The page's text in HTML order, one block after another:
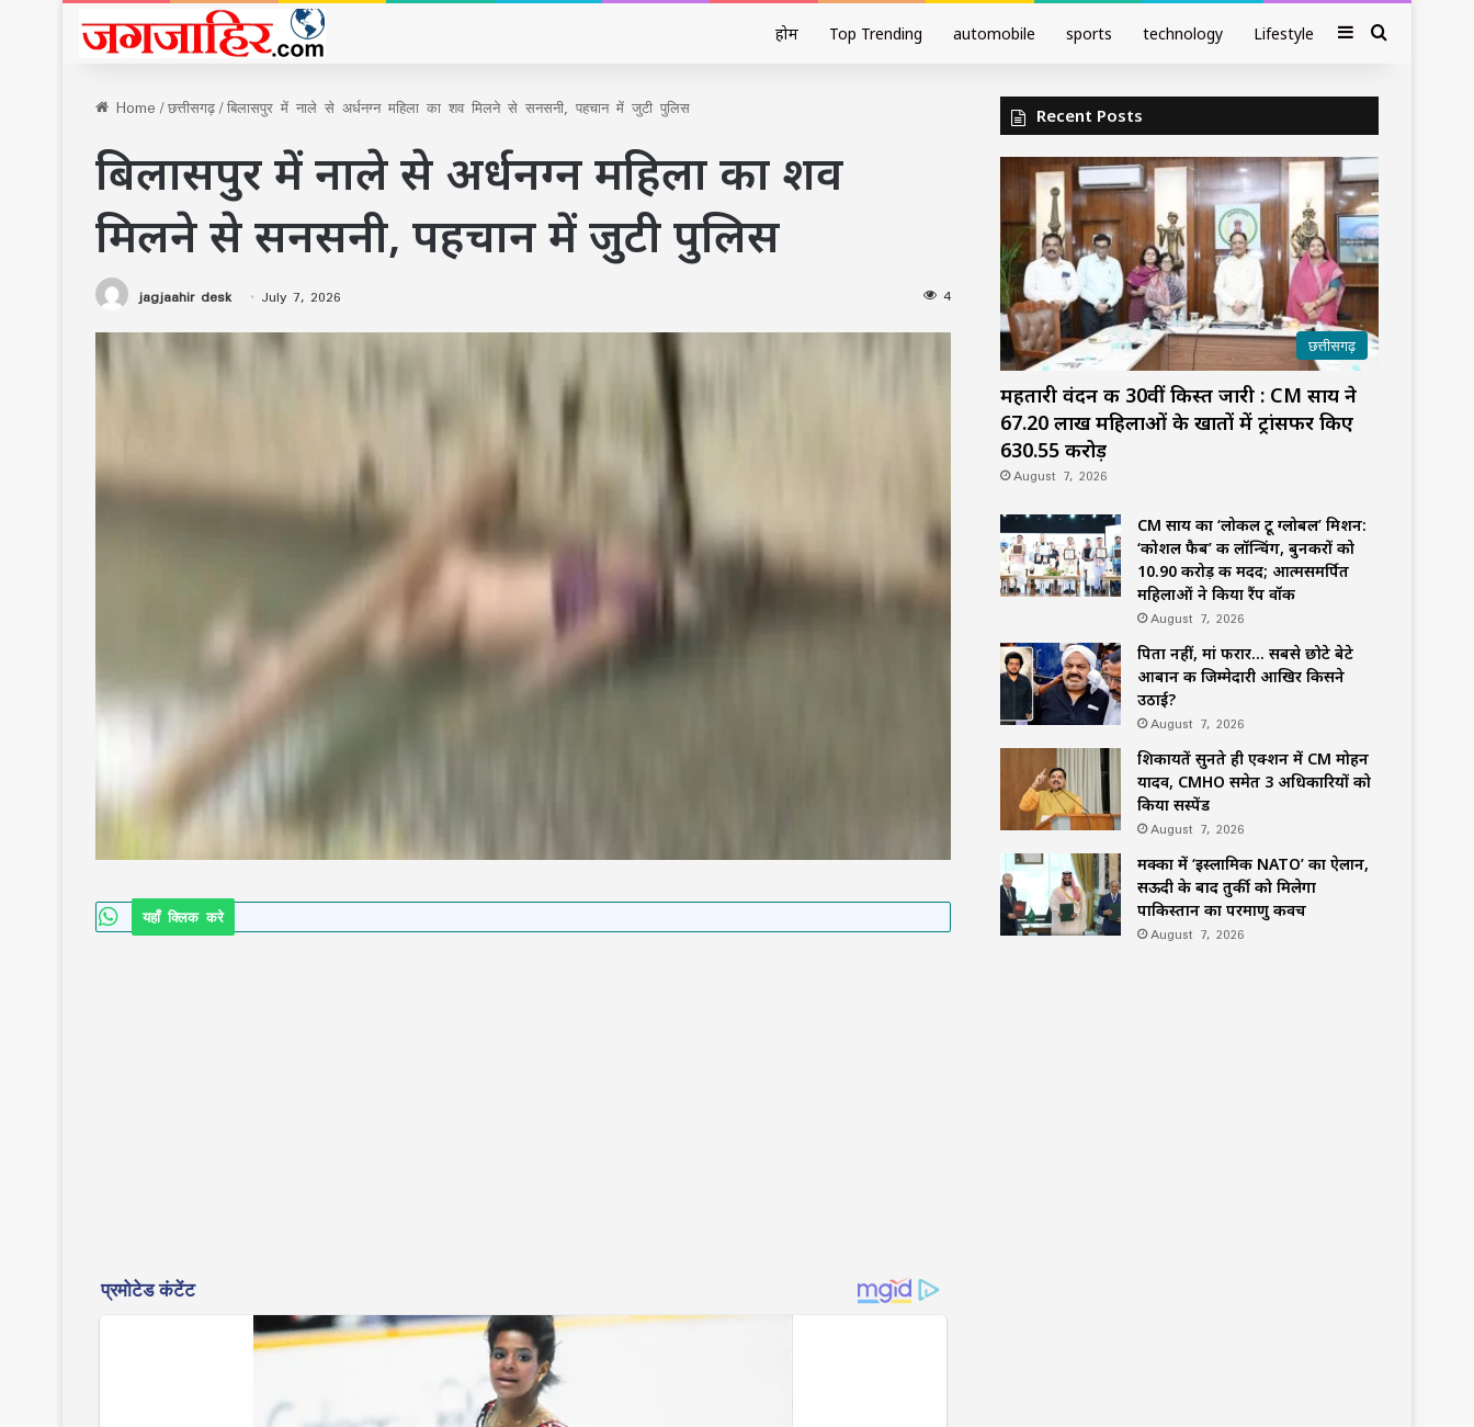
होम Top Trending automobile sports technology Lifestyle SidebarSearch
Home/छत्तीसगढ़/बिलासपुर में नाले से अर्धनग्न महिला का शव मिलने से सनसनी, पहचान में जुटी पुलिस
बिलासपुर में नाले से अर्धनग्न महिला का शव
मिलने से सनसनी, पहचान में जुटी पुलिस
jagjaahir desk July 7, 2026 4
यहाँ क्लिक करे
Recent Posts
छत्तीसगढ़
महतारी वंदन की 30वीं किस्त जारी : CM साय ने
67.20 लाख महिलाओं के खातों में ट्रांसफर किए
₹630.55 करोड़
August 7, 2026
CM साय का ‘लोकल टू ग्लोबल’ मिशन:
‘कोशल फैब’ की लॉन्चिंग, बुनकरों को
10.90 करोड़ की मदद; आत्मसमर्पित
महिलाओं ने किया रैंप वॉक
August 7, 2026
पिता नहीं, मां फरार… सबसे छोटे बेटे
आबान की जिम्मेदारी आखिर किसने
उठाई?
August 7, 2026
शिकायतें सुनते ही एक्शन में CM मोहन
यादव, CMHO समेत 3 अधिकारियों को
किया सस्पेंड
August 7, 2026
मक्का में ‘इस्लामिक NATO’ का ऐलान,
सऊदी के बाद तुर्की को मिलेगा
पाकिस्तान का परमाणु कवच
August 7, 2026